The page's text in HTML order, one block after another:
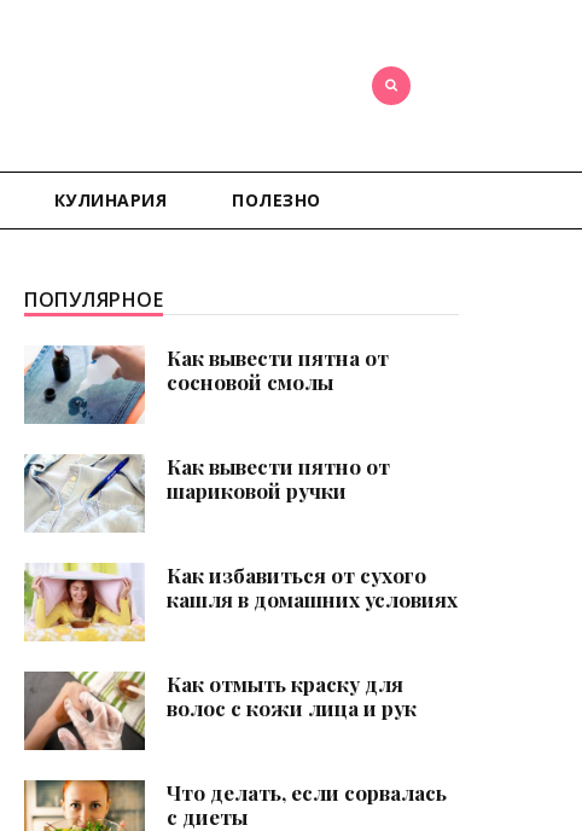
КУЛИНАРИЯ ПОЛЕЗНО
ПОПУЛЯРНОЕ
Как вывести пятна от
сосновой смолы
Как вывести пятно от
шариковой ручки
Как избавиться от сухого
кашля в домашних условиях
Как отмыть краску для
волос с кожи лица и рук
Что делать, если сорвалась
с диеты